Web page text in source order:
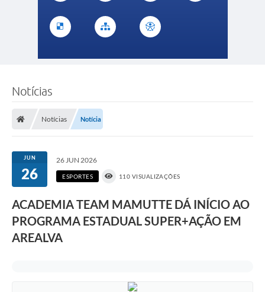
Notícias
Notícias Notícia
JUN
26
26 JUN 2026
ESPORTES 110 VISUALIZAÇÕES
ACADEMIA TEAM MAMUTTE DÁ INÍCIO AO
PROGRAMA ESTADUAL SUPER+AÇÃO EM
AREALVA